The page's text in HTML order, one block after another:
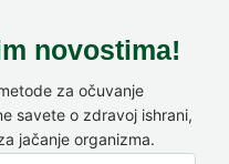
novostima!
za očuvanje
savete o zdravoj ishrani,
jačanje organizma.